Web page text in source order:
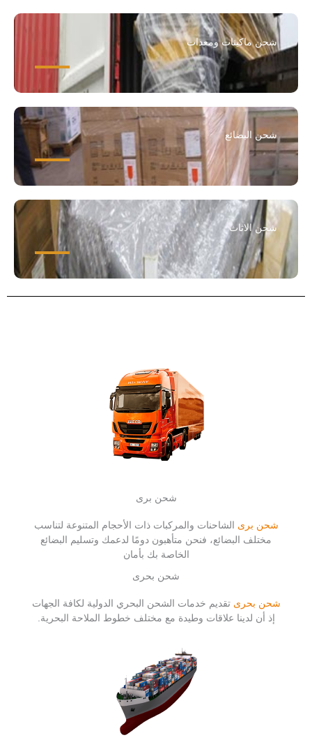
شحن ماكينات ومعدات
شحن البضائع
شحن الاثاث
شحن برى
شحن برى الشاحنات والمركبات ذات الأحجام المتنوعة لتناسب
مختلف البضائع، فنحن متأهبون دومًا لدعمك وتسليم البضائع
الخاصة بك بأمان
شحن بحرى
شحن بحرى تقديم خدمات الشحن البحري الدولية لكافة الجهات
إذ أن لدينا علاقات وطيدة مع مختلف خطوط الملاحة البحرية.